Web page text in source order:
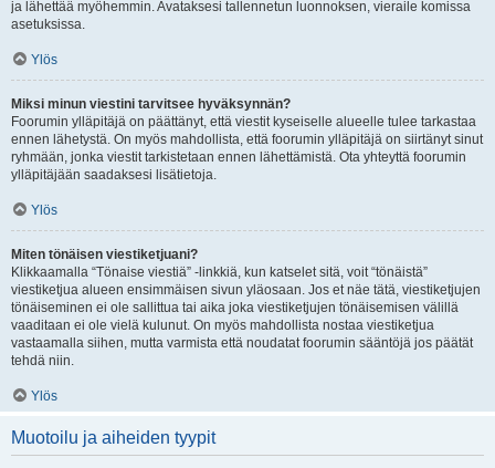
ja lähettää myöhemmin. Avataksesi tallennetun luonnoksen, vieraile komissa
asetuksissa.
Ylös
Miksi minun viestini tarvitsee hyväksynnän?
Foorumin ylläpitäjä on päättänyt, että viestit kyseiselle alueelle tulee tarkastaa
ennen lähetystä. On myös mahdollista, että foorumin ylläpitäjä on siirtänyt sinut
ryhmään, jonka viestit tarkistetaan ennen lähettämistä. Ota yhteyttä foorumin
ylläpitäjään saadaksesi lisätietoja.
Ylös
Miten tönäisen viestiketjuani?
Klikkaamalla “Tönaise viestiä” -linkkiä, kun katselet sitä, voit “tönäistä”
viestiketjua alueen ensimmäisen sivun yläosaan. Jos et näe tätä, viestiketjujen
tönäiseminen ei ole sallittua tai aika joka viestiketjujen tönäisemisen välillä
vaaditaan ei ole vielä kulunut. On myös mahdollista nostaa viestiketjua
vastaamalla siihen, mutta varmista että noudatat foorumin sääntöjä jos päätät
tehdä niin.
Ylös
Muotoilu ja aiheiden tyypit